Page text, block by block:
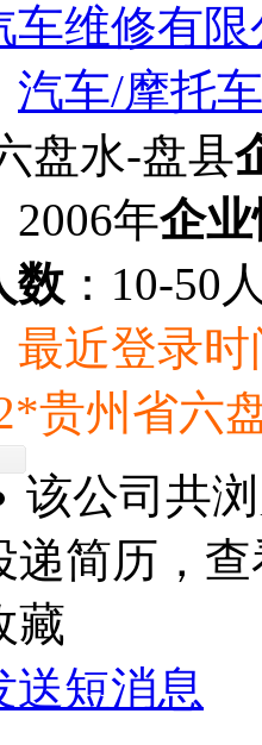
车维修有限
汽车/摩托
盘水-盘县
2006年企
数 ：10-50
最近登录时
贵州省六
该公司共
递简历，
藏
送短消息